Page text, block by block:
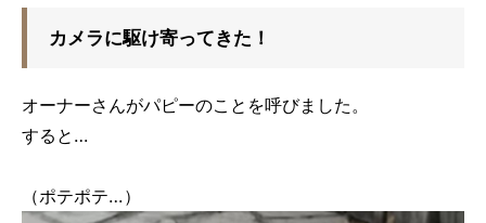
カメラに駆け寄ってきた！
オーナーさんがパピーのことを呼びました。
すると…
（ポテポテ…）